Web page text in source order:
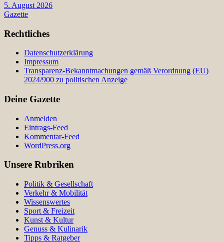
5. August 2026
Gazette
Rechtliches
Datenschutzerklärung
Impressum
Transparenz-Bekanntmachungen gemäß Verordnung (EU)
2024/900 zu politischen Anzeige
Deine Gazette
Anmelden
Eintrags-Feed
Kommentar-Feed
WordPress.org
Unsere Rubriken
Politik & Gesellschaft
Verkehr & Mobilität
Wissenswertes
Sport & Freizeit
Kunst & Kultur
Genuss & Kulinarik
Tipps & Ratgeber